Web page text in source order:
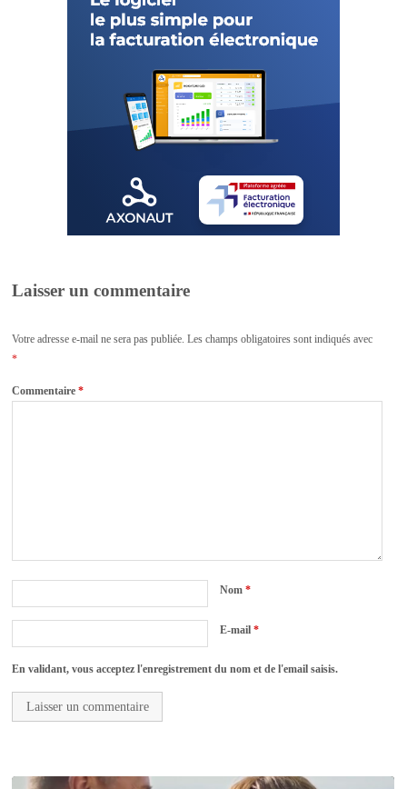
Laisser un commentaire
Votre adresse e-mail ne sera pas publiée. Les champs obligatoires sont indiqués avec
*
Commentaire*
Nom*
E-mail*
En validant, vous acceptez l'enregistrement du nom et de l'email saisis.